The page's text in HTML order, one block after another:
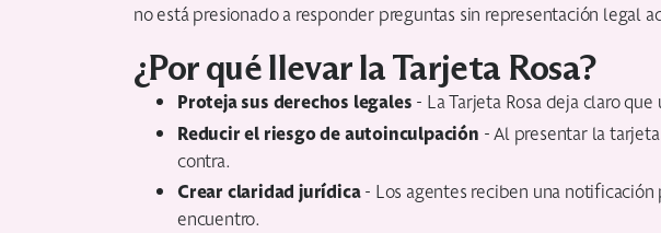
no está presionado a responder preguntas sin representación legal
¿Por qué llevar la Tarjeta Rosa?
Proteja sus derechos legales - La Tarjeta Rosa deja claro
Reducir el riesgo de autoinculpación - Al presentar la
contra.
Crear claridad jurídica- Los agentes reciben una
encuentro.